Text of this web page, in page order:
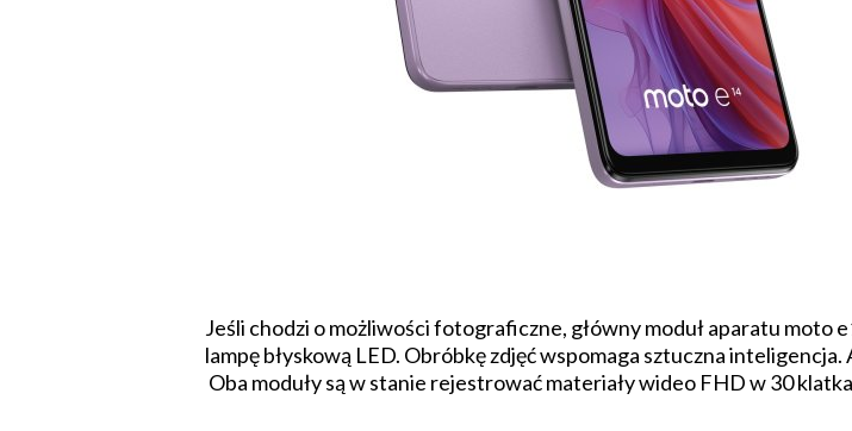
Jeśli chodzi o możliwości fotograficzne, główny moduł aparatu moto
lampę błyskową LED. Obróbkę zdjęć wspomaga sztuczna
Oba moduły są w stanie rejestrować materiały wideo FHD w 30